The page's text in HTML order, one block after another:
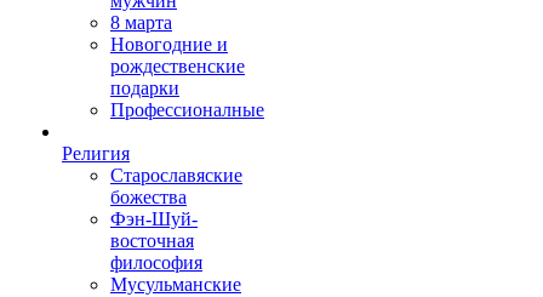
8 марта
Новогодние и
рождественские
подарки
Профессионалные
Религия
Старославяские
божества
Фэн-Шуй-
восточная
философия
Мусульманские